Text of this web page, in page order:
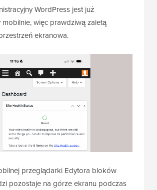
WordPress jest już
więc prawdziwą zaletą
ekranowa.
przeglądarki Edytora bloków
pozostaje na górze ekranu podczas